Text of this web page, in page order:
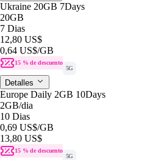
Ukraine 20GB 7Days
20GB
7 Dias
12,80 US$
0,64 US$/GB
15 % de descuento
5G
Detalles
Europe Daily 2GB 10Days
2GB/dia
10 Dias
0,69 US$/GB
13,80 US$
15 % de descuento
5G